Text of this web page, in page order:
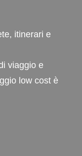
itinerari e
viaggio e
low cost è